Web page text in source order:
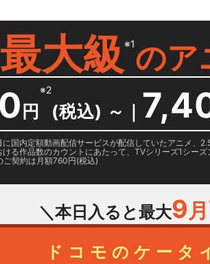
大級 ※1のア
円
※2
(税込) ～ ｜
国内定額動画配信サービスが配信していたアニメ、
る作品数のカウントにあたって、TVシリーズ1シーズ
ご契約は月額760円(税込)
＼本日入ると最大9月
ドコモのケータ